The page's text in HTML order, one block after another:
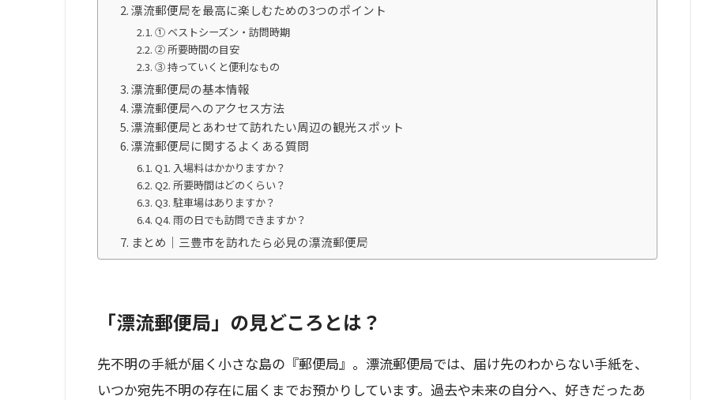
漂流郵便局を最高に楽しむための3つのポイント
① ベストシーズン・訪問時期
② 所要時間の目安
③ 持っていくと便利なもの
漂流郵便局の基本情報
漂流郵便局へのアクセス方法
漂流郵便局とあわせて訪れたい周辺の観光スポット
漂流郵便局に関するよくある質問
Q1. 入場料はかかりますか？
Q2. 所要時間はどのくらい？
Q3. 駐車場はありますか？
Q4. 雨の日でも訪問できますか？
まとめ｜三豊市を訪れたら必見の漂流郵便局
「漂流郵便局」の見どころとは？
先不明の手紙が届く小さな島の『郵便局』。漂流郵便局では、届け先のわからない手紙を、
いつか宛先不明の存在に届くまでお預かりしています。過去や未来の自分へ、好きだったあ